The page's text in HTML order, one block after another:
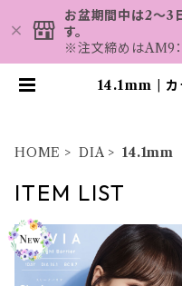
お盆期間中は2～3
す。
※注文締めはAM9：
14.1mm |
HOME DIA 14.1mm
ITEM LIST